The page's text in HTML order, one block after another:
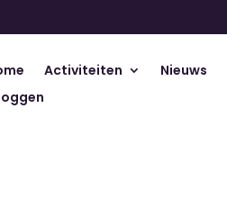
Activiteiten Nieuws